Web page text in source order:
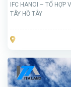
IFC HANOI – TỔ HỢP
TÂY HỒ TÂY